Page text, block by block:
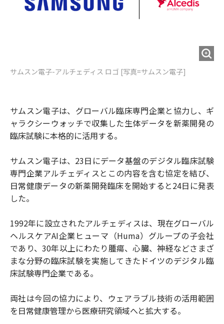
サムスン電子-アルチェディス ロゴ [写真=サムスン電子]
サムスン電子は、グローバル臨床専門企業と協力し、ギ
ャラクシーウォッチで収集した生体データを新薬開発の
臨床試験に本格的に活用する。
サムスン電子は、23日にデータ基盤のデジタル臨床試験
専門企業アルチェディスとこの内容を含む協定を結び、
日常健康データの新薬開発臨床を開始すると24日に発表
した。
1992年に設立されたアルチェディスは、現在グローバル
ヘルスケアAI企業ヒューマ（Huma）グループの子会社
であり、30年以上にわたり腫瘍、心臓、神経などさまざ
まな分野の臨床試験を実施してきたドイツのデジタル臨
床試験専門企業である。
両社は今回の協力により、ウェアラブル技術の活用範囲
を日常健康管理から医療研究領域へと拡大する。